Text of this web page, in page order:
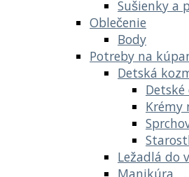
Sušienky a
Oblečenie
Body
Potreby na
Detská
Krémy
Ležadlá do